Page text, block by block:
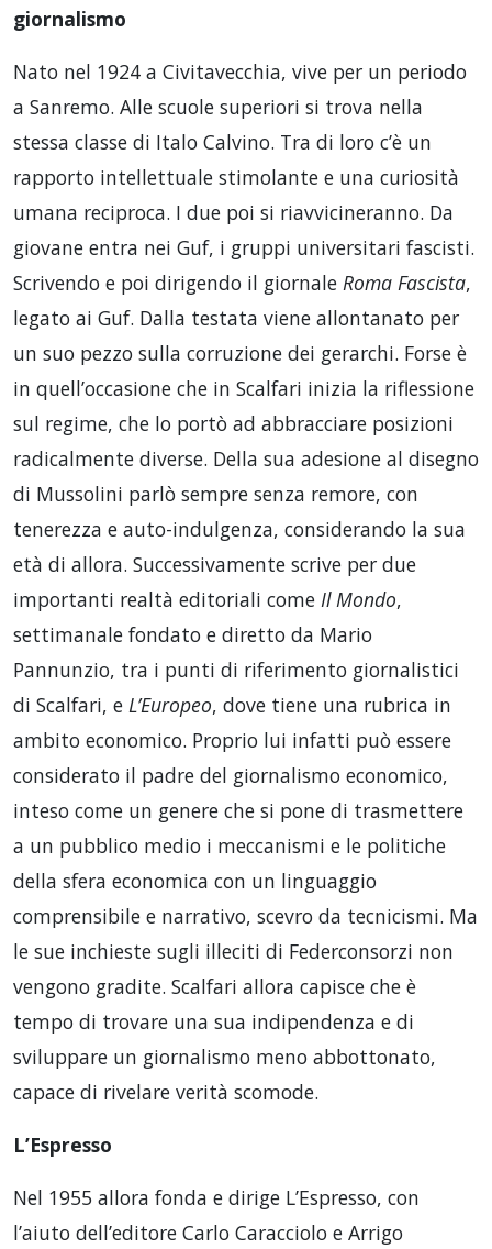
giornalismo
Nato nel 1924 a Civitavecchia, vive per un periodo
a Sanremo. Alle scuole superiori si trova nella
stessa classe di Italo Calvino. Tra di loro c’è un
rapporto intellettuale stimolante e una curiosità
umana reciproca. I due poi si riavvicineranno. Da
giovane entra nei Guf, i gruppi universitari fascisti.
Scrivendo e poi dirigendo il giornale Roma Fascista,
legato ai Guf. Dalla testata viene allontanato per
un suo pezzo sulla corruzione dei gerarchi. Forse è
in quell’occasione che in Scalfari inizia la riflessione
sul regime, che lo portò ad abbracciare posizioni
radicalmente diverse. Della sua adesione al disegno
di Mussolini parlò sempre senza remore, con
tenerezza e auto-indulgenza, considerando la sua
età di allora. Successivamente scrive per due
importanti realtà editoriali come Il Mondo,
settimanale fondato e diretto da Mario
Pannunzio, tra i punti di riferimento giornalistici
di Scalfari, e L’Europeo, dove tiene una rubrica in
ambito economico. Proprio lui infatti può essere
considerato il padre del giornalismo economico,
inteso come un genere che si pone di trasmettere
a un pubblico medio i meccanismi e le politiche
della sfera economica con un linguaggio
comprensibile e narrativo, scevro da tecnicismi. Ma
le sue inchieste sugli illeciti di Federconsorzi non
vengono gradite. Scalfari allora capisce che è
tempo di trovare una sua indipendenza e di
sviluppare un giornalismo meno abbottonato,
capace di rivelare verità scomode.
L’Espresso
Nel 1955 allora fonda e dirige L’Espresso, con
l’aiuto dell’editore Carlo Caracciolo e Arrigo